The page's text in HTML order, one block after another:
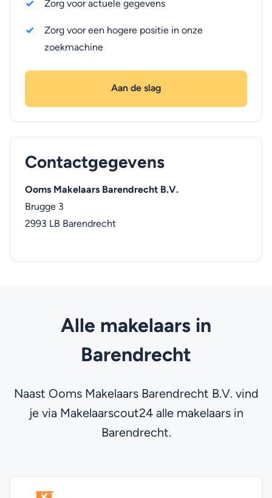
Zorg voor actuele gegevens
Zorg voor een hogere positie in onze
zoekmachine
Aan de slag
Contactgegevens
Ooms Makelaars Barendrecht B.V.
Brugge 3
2993 LB Barendrecht
Alle makelaars in
Barendrecht
Naast Ooms Makelaars Barendrecht B.V. vind
je via Makelaarscout24 alle makelaars in
Barendrecht.